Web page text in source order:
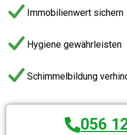
Immobilienwert sichern
Hygiene gewährleisten
Schimmelbildung
056